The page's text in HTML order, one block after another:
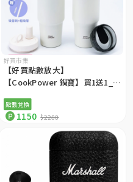
好買市集
【好買點數放大】
【CookPower 鍋寶】買1送1_內
管杯蓋＋直飲杯蓋）EO-
SVCT34910ZZ2
點數兌換
1150 $2280